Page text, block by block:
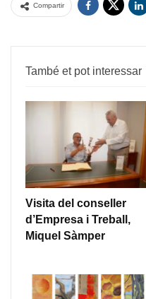
Compartir
També et pot interessar
Visita del conseller
d’Empresa i Treball,
Miquel Sàmper